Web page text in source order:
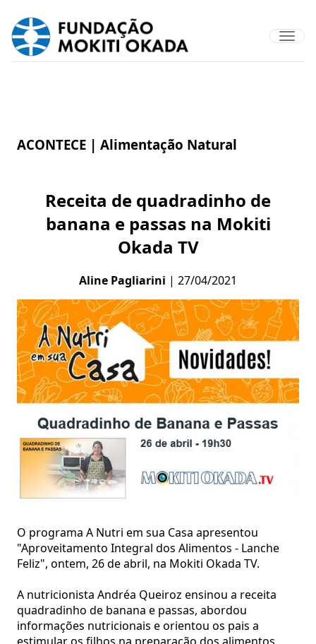
ACONTECE | Alimentação Natural
Receita de quadradinho de
banana e passas na Mokiti
Okada TV
Aline Pagliarini | 27/04/2021
O programa A Nutri em sua Casa apresentou
"Aproveitamento Integral dos Alimentos - Lanche
Feliz", ontem, 26 de abril, na Mokiti Okada TV.
A nutricionista Andréa Queiroz ensinou a receita
quadradinho de banana e passas, abordou
informações nutricionais e orientou os pais a